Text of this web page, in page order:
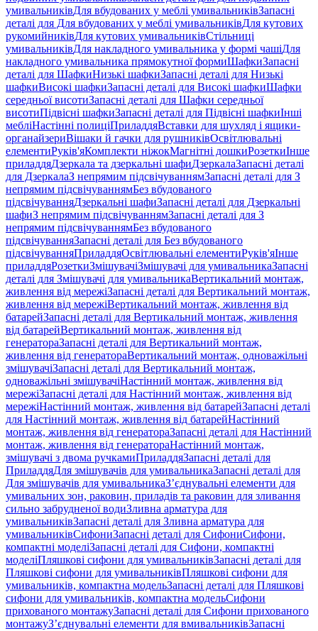
умивальниківДля вбудованих у меблі умивальниківЗапасні
деталі для Для вбудованих у меблі умивальниківДля кутових
рукомийниківДля кутових умивальниківСтільниці
умивальниківДля накладного умивальника у формі чашіДля
накладного умивальника прямокутної формиШафкиЗапасні
деталі для ШафкиНизькі шафкиЗапасні деталі для Низькі
шафкиВисокі шафкиЗапасні деталі для Високі шафкиШафки
середньої висотиЗапасні деталі для Шафки середньої
висотиПідвісні шафкиЗапасні деталі для Підвісні шафкиІнші
мебліНастінні полиціПриладдяВставки для шухляд і ящики-
органайзериВішаки й гачки для рушниківОсвітлювальні
елементиРуків'яКомплекти ніжокМагнітні дошкиРозеткиІнше
приладдяДзеркала та дзеркальні шафиДзеркалаЗапасні деталі
для ДзеркалаЗ непрямим підсвічуваннямЗапасні деталі для З
непрямим підсвічуваннямБез вбудованого
підсвічуванняДзеркальні шафиЗапасні деталі для Дзеркальні
шафиЗ непрямим підсвічуваннямЗапасні деталі для З
непрямим підсвічуваннямБез вбудованого
підсвічуванняЗапасні деталі для Без вбудованого
підсвічуванняПриладдяОсвітлювальні елементиРуків'яІнше
приладдяРозеткиЗмішувачіЗмішувачі для умивальникаЗапасні
деталі для Змішувачі для умивальникаВертикальний монтаж,
живлення від мережіЗапасні деталі для Вертикальний монтаж,
живлення від мережіВертикальний монтаж, живлення від
батарейЗапасні деталі для Вертикальний монтаж, живлення
від батарейВертикальний монтаж, живлення від
генератораЗапасні деталі для Вертикальний монтаж,
живлення від генератораВертикальний монтаж, одноважільні
змішувачіЗапасні деталі для Вертикальний монтаж,
одноважільні змішувачіНастінний монтаж, живлення від
мережіЗапасні деталі для Настінний монтаж, живлення від
мережіНастінний монтаж, живлення від батарейЗапасні деталі
для Настінний монтаж, живлення від батарейНастінний
монтаж, живлення від генератораЗапасні деталі для Настінний
монтаж, живлення від генератораНастінний монтаж,
змішувачі з двома ручкамиПриладдяЗапасні деталі для
ПриладдяДля змішувачів для умивальникаЗапасні деталі для
Для змішувачів для умивальникаЗ’єднувальні елементи для
умивальних зон, раковин, приладів та раковин для зливання
сильно забрудненої водиЗливна арматура для
умивальниківЗапасні деталі для Зливна арматура для
умивальниківСифониЗапасні деталі для СифониСифони,
компактні моделіЗапасні деталі для Сифони, компактні
моделіПляшкові сифони для умивальниківЗапасні деталі для
Пляшкові сифони для умивальниківПляшкові сифони для
умивальників, компактна модельЗапасні деталі для Пляшкові
сифони для умивальників, компактна модельСифони
прихованого монтажуЗапасні деталі для Сифони прихованого
монтажуЗ’єднувальні елементи для вмивальниківЗапасні